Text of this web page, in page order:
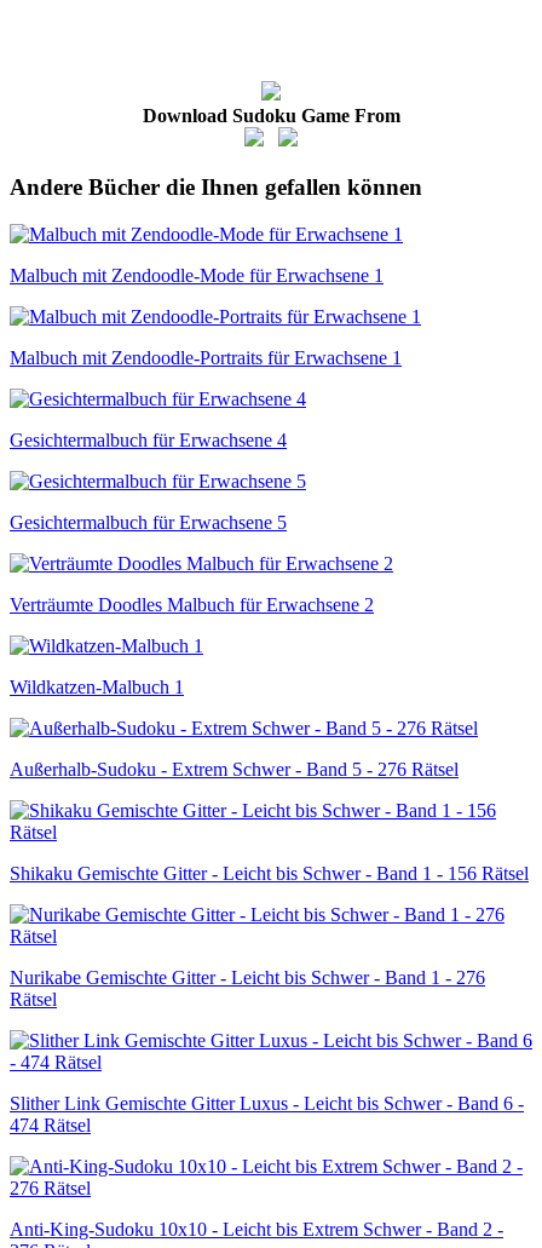
Download Sudoku Game From
Andere Bücher die Ihnen gefallen können
Malbuch mit Zendoodle-Mode für Erwachsene 1
Malbuch mit Zendoodle-Portraits für Erwachsene 1
Gesichtermalbuch für Erwachsene 4
Gesichtermalbuch für Erwachsene 5
Verträumte Doodles Malbuch für Erwachsene 2
Wildkatzen-Malbuch 1
Außerhalb-Sudoku - Extrem Schwer - Band 5 - 276 Rätsel
Shikaku Gemischte Gitter - Leicht bis Schwer - Band 1 - 156 Rätsel
Nurikabe Gemischte Gitter - Leicht bis Schwer - Band 1 - 276
Rätsel
Slither Link Gemischte Gitter Luxus - Leicht bis Schwer - Band 6 -
474 Rätsel
Anti-King-Sudoku 10x10 - Leicht bis Extrem Schwer - Band 2 -